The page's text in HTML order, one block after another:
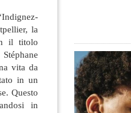
la
il titolo
vita da
in un
Questo
in